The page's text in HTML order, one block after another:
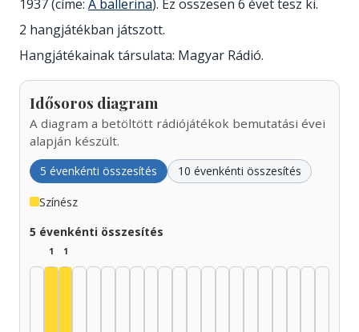
1937 (címe: A ballerina). Ez összesen 6 évet tesz ki.
2 hangjátékban játszott.
Hangjátékainak társulata: Magyar Rádió.
Idősoros diagram
A diagram a betöltött rádiójátékok bemutatási évei
alapján készült.
5 évenkénti összesítés 10 évenkénti összesítés
Színész
5 évenkénti összesítés
1 1